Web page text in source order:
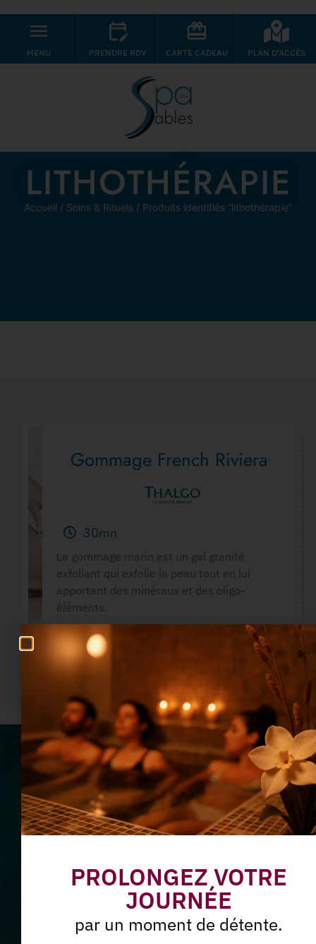
MENU PRENDRE RDV CARTE CADEAU PLAN D'ACCÉS
LITHOTHÉRAPIE
Accueil / Soins & Rituels / Produits identifiés “lithothérapie”
Gommage French Riviera
30mn
Le gommage marin est un gel granité
exfoliant qui exfolie la peau tout en lui
apportant des minéraux et des oligo-
éléments.
En savoir plus
Ne manquez plus nos offres
du moment
Abonnez-vous à notre
Newsletter
PROLONGEZ VOTRE
JOURNÉE
par un moment de détente.